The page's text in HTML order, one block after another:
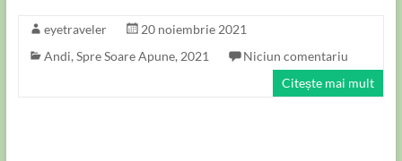
eyetraveler
20 noiembrie 2021
Andi, Spre Soare Apune, 2021
Niciun comentariu
Citește mai mult